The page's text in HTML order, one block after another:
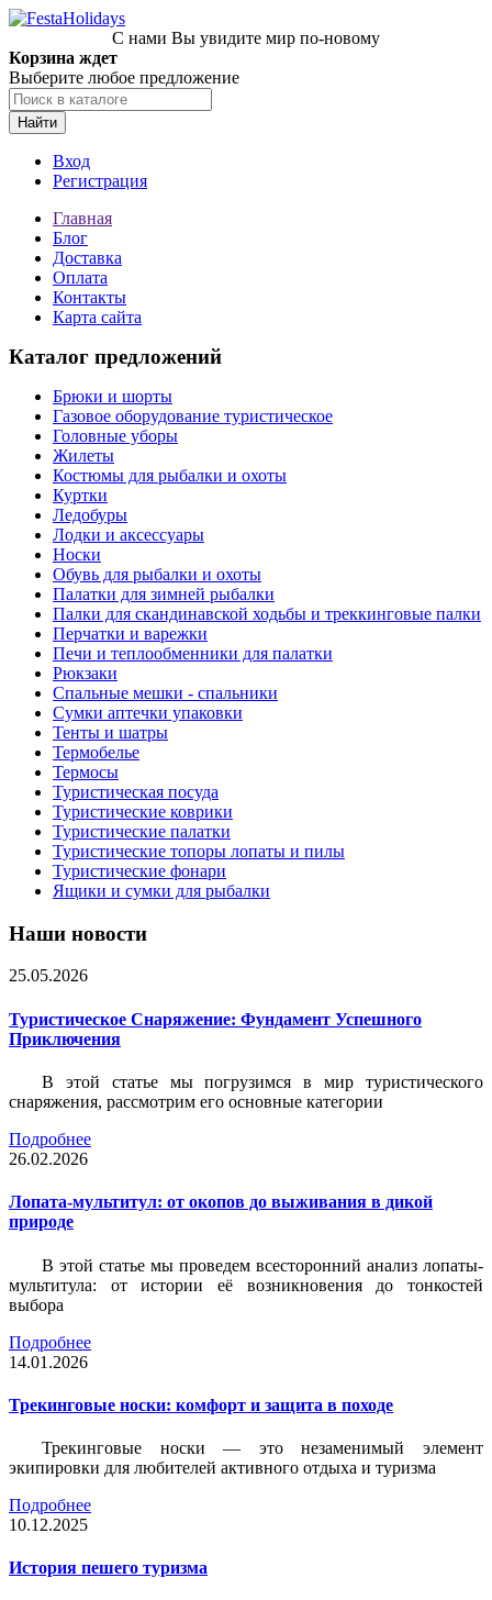
С нами Вы увидите мир по-новому
Корзина ждет
Выберите любое предложение
Найти
Вход
Регистрация
Главная
Блог
Доставка
Оплата
Контакты
Карта сайта
Каталог предложений
Брюки и шорты
Газовое оборудование туристическое
Головные уборы
Жилеты
Костюмы для рыбалки и охоты
Куртки
Ледобуры
Лодки и аксессуары
Носки
Обувь для рыбалки и охоты
Палатки для зимней рыбалки
Палки для скандинавской ходьбы и треккинговые палки
Перчатки и варежки
Печи и теплообменники для палатки
Рюкзаки
Спальные мешки - спальники
Сумки аптечки упаковки
Тенты и шатры
Термобелье
Термосы
Туристическая посуда
Туристические коврики
Туристические палатки
Туристические топоры лопаты и пилы
Туристические фонари
Ящики и сумки для рыбалки
Наши новости
25.05.2026
Туристическое Снаряжение: Фундамент Успешного
Приключения
В этой статье мы погрузимся в мир туристического
снаряжения, рассмотрим его основные категории
Подробнее
26.02.2026
Лопата-мультитул: от окопов до выживания в дикой
природе
В этой статье мы проведем всесторонний анализ лопаты-
мультитула: от истории её возникновения до тонкостей
выбора
Подробнее
14.01.2026
Трекинговые носки: комфорт и защита в походе
Трекинговые носки — это незаменимый элемент
экипировки для любителей активного отдыха и туризма
Подробнее
10.12.2025
История пешего туризма